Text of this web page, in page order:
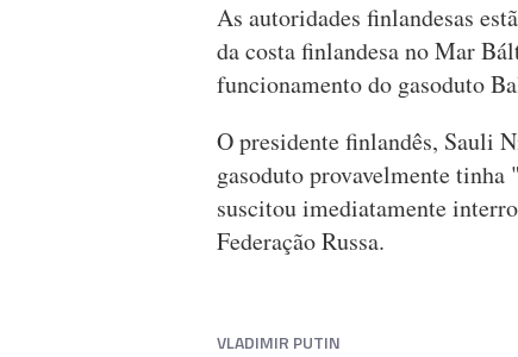
As autoridades finlandesas
da costa finlandesa no Mar
funcionamento do gasoduto
O presidente finlandês, Sauli
gasoduto provavelmente
suscitou imediatamente
Federação Russa.
VLADIMIR PUTIN